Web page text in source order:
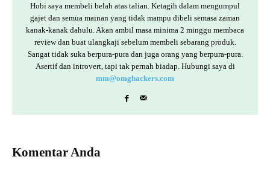
Hobi saya membeli belah atas talian. Ketagih dalam mengumpul
gajet dan semua mainan yang tidak mampu dibeli semasa zaman
kanak-kanak dahulu. Akan ambil masa minima 2 minggu membaca
review dan buat ulangkaji sebelum membeli sebarang produk.
Sangat tidak suka berpura-pura dan juga orang yang berpura-pura.
Asertif dan introvert, tapi tak pernah biadap. Hubungi saya di
mm@omghackers.com
Komentar Anda